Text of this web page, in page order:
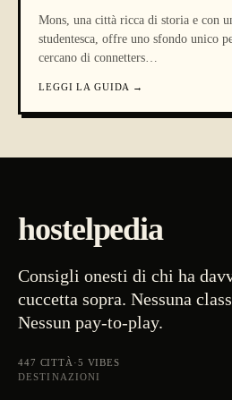
Mons, una città ricca di storia e con
studentesca, offre uno sfondo unico
cercano di connetters…
LEGGI LA GUIDA →
hostelpedia
Consigli onesti di chi ha
cuccetta sopra. Nessuna
Nessun pay-to-play.
447 CITTÀ ·5 VIBES
DESTINAZIONI